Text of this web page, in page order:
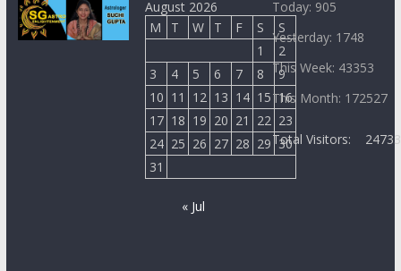
August 2026
M
T W T F S
S
1
2
3
4 5 6 7 8
9
10 11 12 13 14 15 16
17 18 19 20 21 22 23
24 25 26 27 28 29 30
31
« Jul
Today: 905
Yesterday: 1748
This Week: 43353
This Month: 172527
Total Visitors: